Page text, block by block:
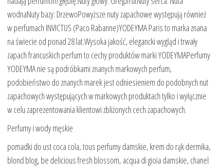
wodnaNuty bazy: DrzewoPowyższe nuty zapachowe występują również
w perfumach INVICTUS (Paco Rabanne)YODEYMA Paris to marka znana
na świecie od ponad 28 lat.Wysoka jakość, elegancki wygląd i trwały
zapach francuskich perfum to cechy produktów marki YODEYMAPerfumy
YODEYMA nie są podróbkami znanych markowych perfum,
podobieństwo do znanych marek jest odniesieniem do podobnych nut
zapachowych występujących w markowych produktach tylko i wyłącznie
w celu zaprezentowania klientowi zbliżonych cech zapachowych.
Perfumy i wody męskie
pomadki do ust coca cola, tous perfumy damskie, krem do rąk dermika,
blond blog, be delicious fresh blossom, acqua di gioia damskie, chanel